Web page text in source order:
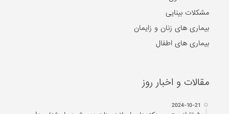
مشکلات بینایی
بیماری های زنان و زایمان
بیماری های اطفال
مقالات و اخبار روز
2024-10-21